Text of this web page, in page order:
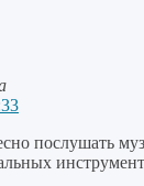
послушать